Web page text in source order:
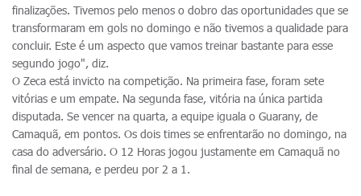
finalizações. Tivemos pelo menos o dobro das oportunidades que se
transformaram em gols no domingo e não tivemos a qualidade para
concluir. Este é um aspecto que vamos treinar bastante para esse
segundo jogo", diz.
O Zeca está invicto na competição. Na primeira fase, foram sete
vitórias e um empate. Na segunda fase, vitória na única partida
disputada. Se vencer na quarta, a equipe iguala o Guarany, de
Camaquã, em pontos. Os dois times se enfrentarão no domingo, na
casa do adversário. O 12 Horas jogou justamente em Camaquã no
final de semana, e perdeu por 2 a 1.